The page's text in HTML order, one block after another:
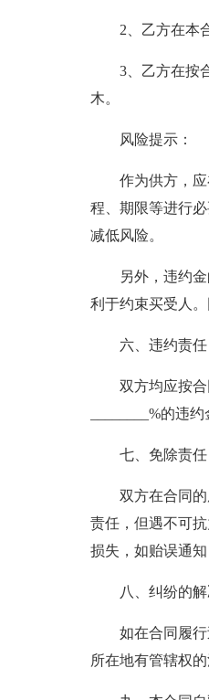
2、乙方在本
3、乙方在按
木。
风险提示：
作为供方，
程、期限等进行
减低风险。
另外，违约
利于约束买受人
六、违约责任
双方均应按
________%的违约
七、免除责任
双方在合同
责任，但遇不可
损失，如贻误通
八、纠纷的
如在合同履
所在地有管辖权的